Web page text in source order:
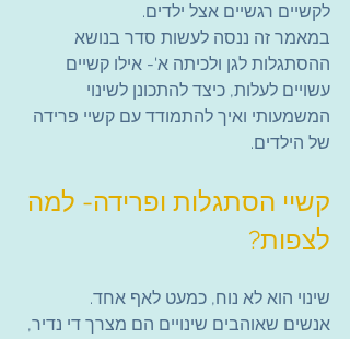
לקשיים רגשיים אצל ילדים.
במאמר זה ננסה לעשות סדר בנושא
ההסתגלות לגן ולכיתה א'- אילו קשיים
עשויים לעלות, כיצד להתכונן לשינוי
המשמעותי ואיך להתמודד עם קשיי פרידה
של הילדים.
קשיי הסתגלות ופרידה- למה
לצפות?
שינוי הוא לא נוח, כמעט לאף אחד.
אנשים שאוהבים שינויים הם מצרך די נדיר,